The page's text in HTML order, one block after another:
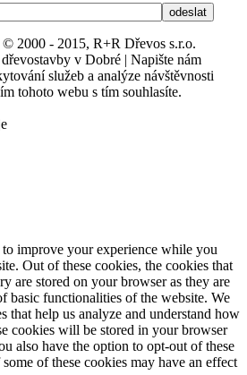
2000 - 2015, R+R Dřevos s.r.o.
v Dobré | Napište nám
služeb a analýze návštěvnosti
tohoto webu s tím souhlasíte.
improve your experience while you
Out of these cookies, the cookies that
are stored on your browser as they are
basic functionalities of the website. We
that help us analyze and understand how
cookies will be stored in your browser
also have the option to opt-out of these
of these cookies may have an effect